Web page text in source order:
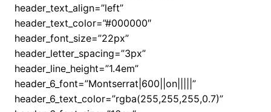
header_text_align=”left”
header_text_color=”#000000″
header_font_size=”22px”
header_letter_spacing=”3px”
header_line_height=”1.4em”
header_6_font=”Montserrat|600||on|||||”
header_6_text_color=”rgba(255,255,255,0.7)”